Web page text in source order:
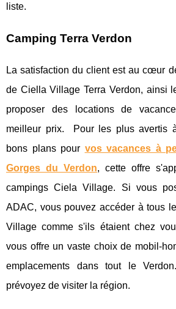
liste.
Camping Terra Verdon
La satisfaction du client est au cœur
de Ciella Village Terra Verdon, ainsi
proposer des locations de
meilleur prix. Pour les plus avertis
bons plans pour vos vacances à
Gorges du Verdon, cette offre
campings Ciela Village. Si vous
ADAC, vous pouvez accéder à tous
Village comme s'ils étaient chez
vous offre un vaste choix de mobil-
emplacements dans tout le
prévoyez de visiter la région.